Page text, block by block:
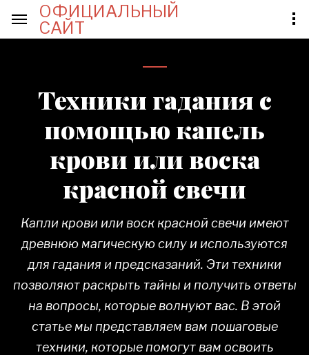
ОФИЦИАЛЬНЫЙ
САЙТ
Техники гадания с
помощью капель
крови или воска
красной свечи
Капли крови или воск красной свечи имеют
древнюю магическую силу и используются
для гадания и предсказаний. Эти техники
позволяют раскрыть тайны и получить ответы
на вопросы, которые волнуют вас. В этой
статье мы представляем вам пошаговые
техники, которые помогут вам освоить